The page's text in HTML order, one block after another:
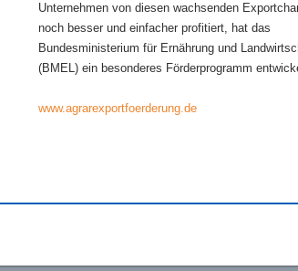
Unternehmen von diesen wachsenden
noch besser und einfacher profitiert, hat das
Bundesministerium für Ernährung und
(BMEL) ein besonderes Förderprogramm
www.agrarexportfoerderung.de